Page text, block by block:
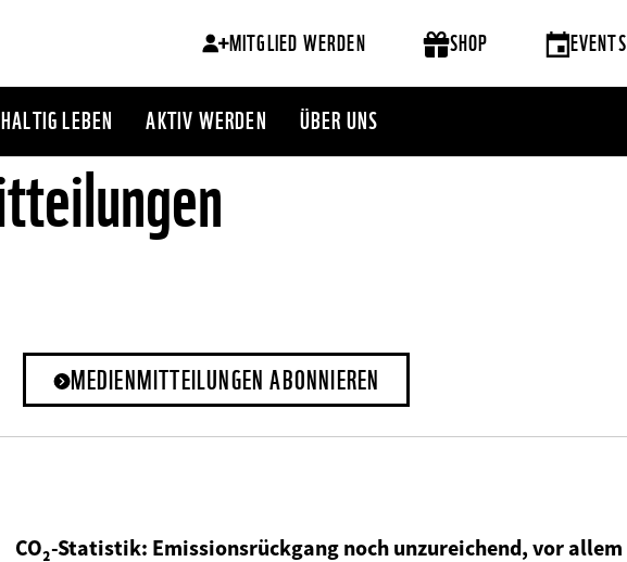
MITGLIED WERDEN SHOP EVENTS
LEBEN AKTIV WERDEN ÜBER UNS
MEDIENMITTEILUNGEN ABONNIEREN
CO₂-Statistik: Emissionsrückgang noch unzureichend, vor allem